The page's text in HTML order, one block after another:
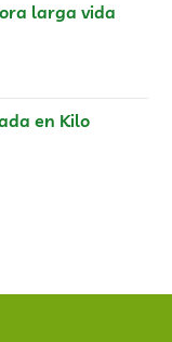
larga vida
en Kilo